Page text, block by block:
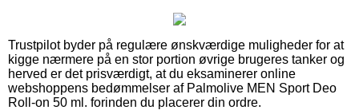
Trustpilot byder på regulære ønskværdige muligheder for at
kigge nærmere på en stor portion øvrige brugeres tanker og
herved er det prisværdigt, at du eksaminerer online
webshoppens bedømmelser af Palmolive MEN Sport Deo
Roll-on 50 ml. forinden du placerer din ordre.